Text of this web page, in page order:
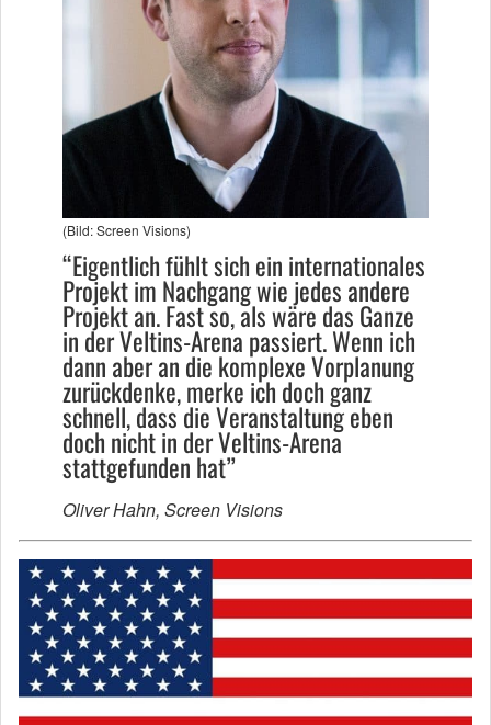
(Bild: Screen Visions)
“Eigentlich fühlt sich ein internationales
Projekt im Nachgang wie jedes andere
Projekt an. Fast so, als wäre das Ganze
in der Veltins-Arena passiert. Wenn ich
dann aber an die komplexe Vorplanung
zurückdenke, merke ich doch ganz
schnell, dass die Veranstaltung eben
doch nicht in der Veltins-Arena
stattgefunden hat”
Oliver Hahn, Screen Visions